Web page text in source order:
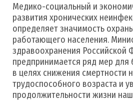
Медико-социальный и
развития хронических
определяет значимость
работающего населения.
здравоохранения Российской
предпринимается ряд мер
в целях снижения смертности
трудоспособного возраста и
продолжительности жизни